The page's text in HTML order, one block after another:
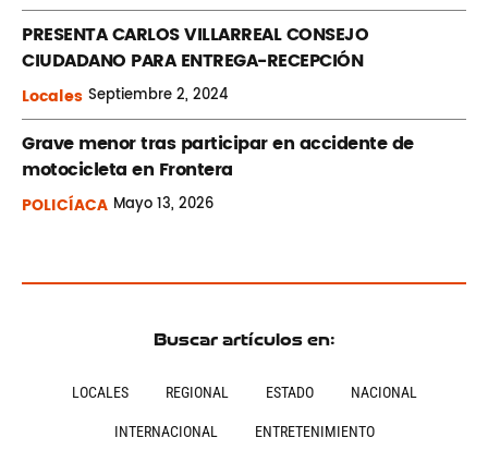
PRESENTA CARLOS VILLARREAL CONSEJO
CIUDADANO PARA ENTREGA-RECEPCIÓN
Locales Septiembre2, 2024
Grave menor tras participar en accidente de
motocicleta en Frontera
POLICÍACA Mayo13, 2026
Buscar artículos en:
LOCALES REGIONAL ESTADO NACIONAL
INTERNACIONAL ENTRETENIMIENTO